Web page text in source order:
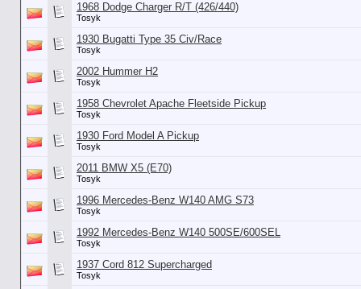
1968 Dodge Charger R/T (426/440)
Tosyk
1930 Bugatti Type 35 Civ/Race
Tosyk
2002 Hummer H2
Tosyk
1958 Chevrolet Apache Fleetside Pickup
Tosyk
1930 Ford Model A Pickup
Tosyk
2011 BMW X5 (E70)
Tosyk
1996 Mercedes-Benz W140 AMG S73
Tosyk
1992 Mercedes-Benz W140 500SE/600SEL
Tosyk
1937 Cord 812 Supercharged
Tosyk